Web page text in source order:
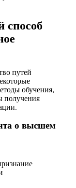
способ
путей
обучения,
получения
о высшем